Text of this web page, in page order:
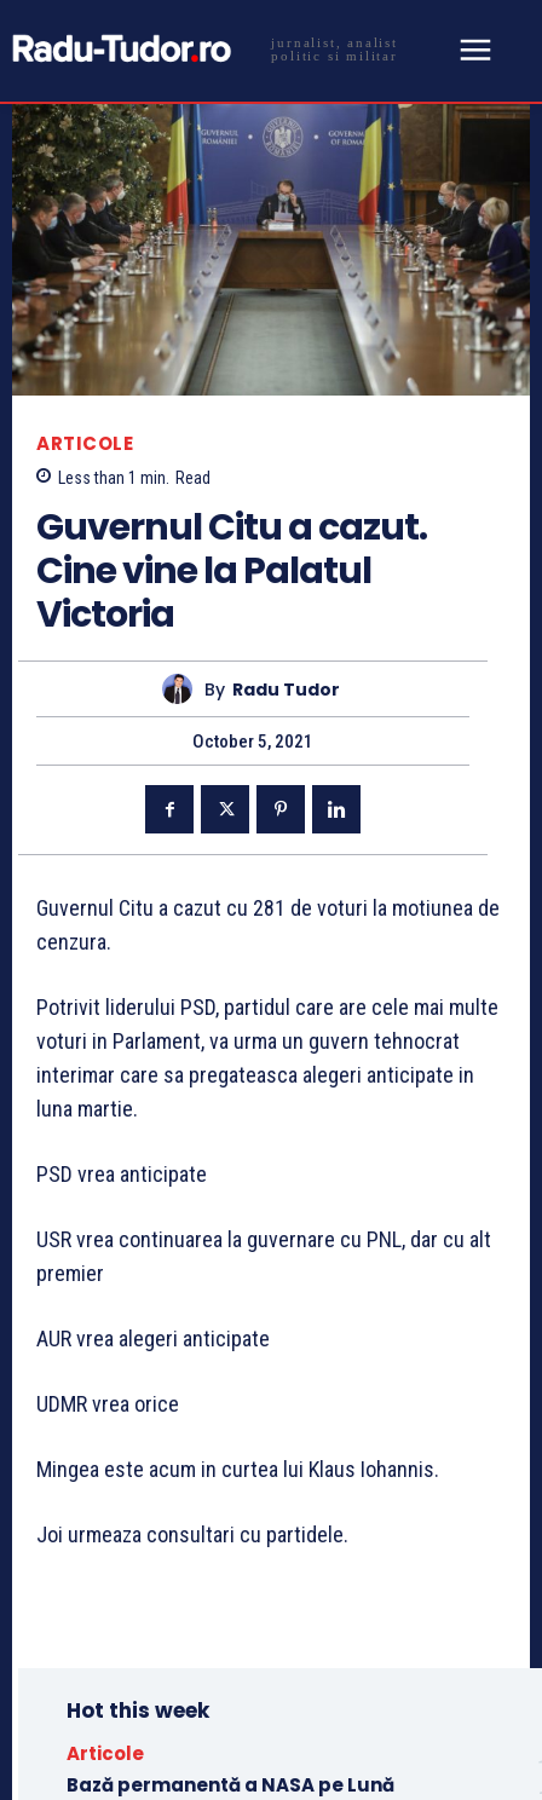
jurnalist, analist
politic si militar
ARTICOLE
Less than 1 min. Read
Guvernul Citu a cazut.
Cine vine la Palatul
Victoria
By Radu Tudor
October 5, 2021
Guvernul Citu a cazut cu 281 de voturi la motiunea de
cenzura.
Potrivit liderului PSD, partidul care are cele mai multe
voturi in Parlament, va urma un guvern tehnocrat
interimar care sa pregateasca alegeri anticipate in
luna martie.
PSD vrea anticipate
USR vrea continuarea la guvernare cu PNL, dar cu alt
premier
AUR vrea alegeri anticipate
UDMR vrea orice
Mingea este acum in curtea lui Klaus Iohannis.
Joi urmeaza consultari cu partidele.
Hot this week
Articole
Bază permanentă a NASA pe Lună